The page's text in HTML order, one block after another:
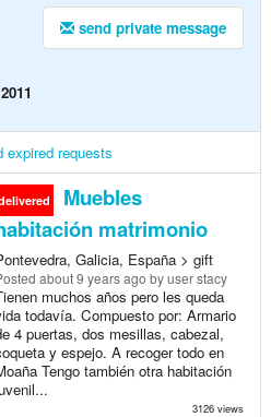
send private message
expired requests
Muebles
matrimonio
Galicia, España > gift
about 9 years ago by user stacy
muchos años pero les queda
todavía. Compuesto por: Armario
4 puertas, dos mesillas, cabezal,
y espejo. A recoger todo en
Tengo también otra habitación
3126 views